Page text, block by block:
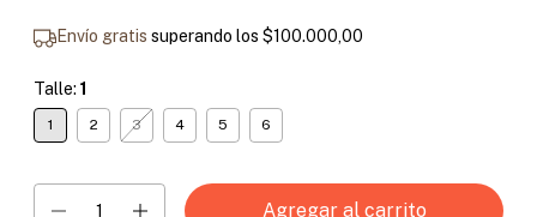
Envío gratis superando los $100.000,00
Talle: 1
1 2 3 4 5 6